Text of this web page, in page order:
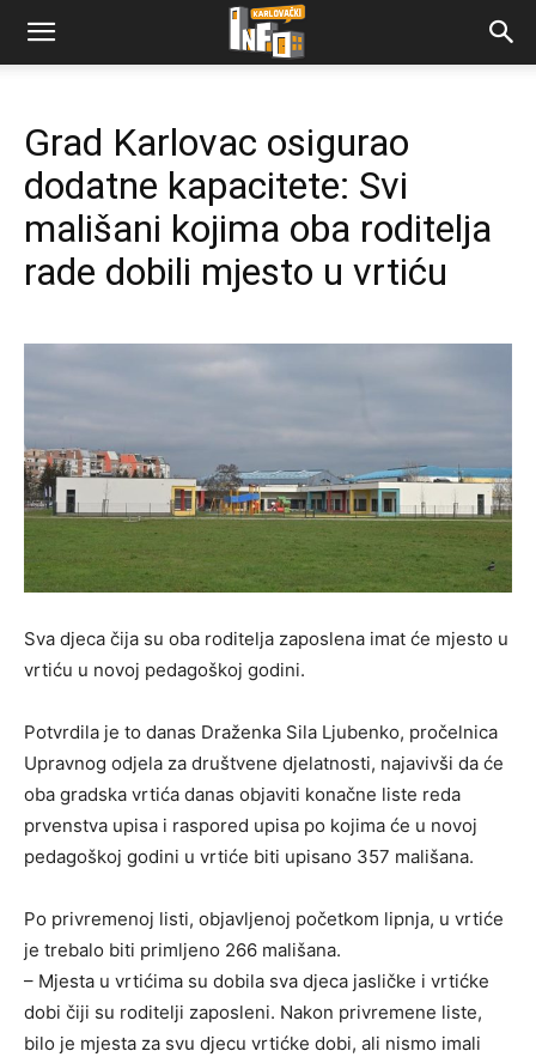
Grad Karlovac osigurao
dodatne kapacitete: Svi
mališani kojima oba roditelja
rade dobili mjesto u vrtiću
Sva djeca čija su oba roditelja zaposlena imat će mjesto u
vrtiću u novoj pedagoškoj godini.
Potvrdila je to danas Draženka Sila Ljubenko, pročelnica
Upravnog odjela za društvene djelatnosti, najavivši da će
oba gradska vrtića danas objaviti konačne liste reda
prvenstva upisa i raspored upisa po kojima će u novoj
pedagoškoj godini u vrtiće biti upisano 357 mališana.
Po privremenoj listi, objavljenoj početkom lipnja, u vrtiće
je trebalo biti primljeno 266 mališana.
– Mjesta u vrtićima su dobila sva djeca jasličke i vrtićke
dobi čiji su roditelji zaposleni. Nakon privremene liste,
bilo je mjesta za svu djecu vrtićke dobi, ali nismo imali